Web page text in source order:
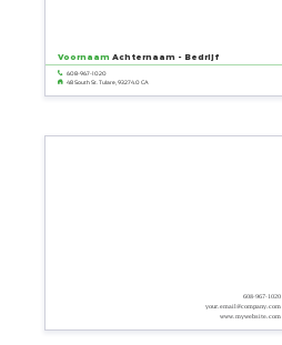
Voornaam Achternaam - Bedrijf
608-967-1020
48 South St. Tulare, 93274.0 CA
608-967-1020
www.mywebsite.com
your.email@company.com